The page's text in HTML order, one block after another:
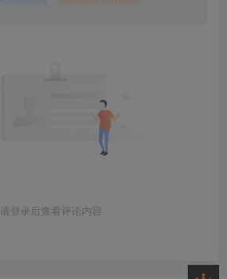
请登录后查看评论内容